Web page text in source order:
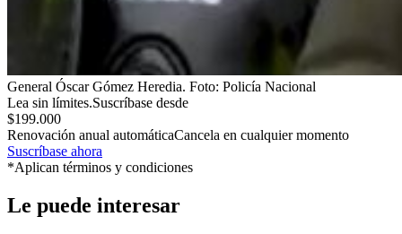
General Óscar Gómez Heredia. Foto: Policía Nacional
Lea sin límites.Suscríbase desde
$199.000
Renovación anual automáticaCancela en cualquier momento
Suscríbase ahora
*Aplican términos y condiciones
Le puede interesar